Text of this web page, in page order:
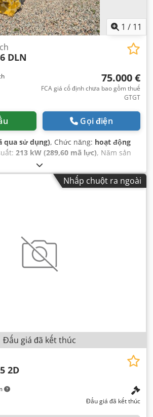
1 / 11
DLN
75.000 €
FCA giá cố định chưa bao gồm thuế
GTGT
Gọi điện
qua sử dụng), Chức năng: hoạt động
213 kW (289,60 mã lực), Năm sản
9.500 h
Nhấp chuột ra ngoài
Đấu giá đã kết thúc
2D
Đấu giá đã kết thúc